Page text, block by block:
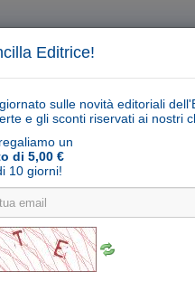
Editrice!
sulle novità editoriali
e gli sconti riservati ai nostri
un
di 5,00 €
10 giorni!
Cerca